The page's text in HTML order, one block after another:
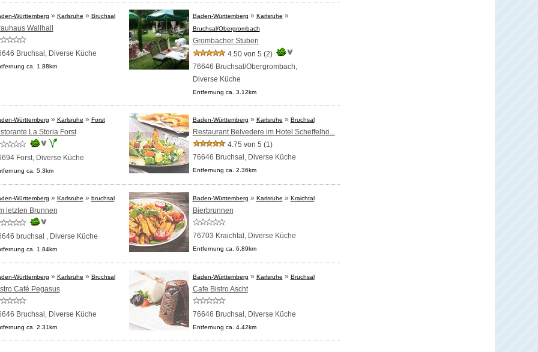
Württemberg » Karlsruhe » Bruchsal
Wallhall
Bruchsal, Diverse Küche
ca. 1.88km
Baden-Württemberg » Karlsruhe »
Bruchsal/Obergrombach
Grombacher Stuben
4.50 von 5 (2)
76646 Bruchsal/Obergrombach,
Diverse Küche
Entfernung ca. 3.12km
Württemberg » Karlsruhe » Forst
La Storia Forst
Forst, Diverse Küche
ca. 5.3km
Baden-Württemberg » Karlsruhe » Bruchsal
Restaurant Belvedere im Hotel Scheffelhö...
4.75 von 5 (1)
76646 Bruchsal, Diverse Küche
Entfernung ca. 2.36km
Württemberg » Karlsruhe » bruchsal
letzten Brunnen
bruchsal , Diverse Küche
ca. 1.84km
Baden-Württemberg » Karlsruhe » Kraichtal
Bierbrunnen
76703 Kraichtal, Diverse Küche
Entfernung ca. 6.89km
Württemberg » Karlsruhe » Bruchsal
Café Pegasus
Bruchsal, Diverse Küche
ca. 2.31km
Baden-Württemberg » Karlsruhe » Bruchsal
Cafe Bistro Ascht
76646 Bruchsal, Diverse Küche
Entfernung ca. 4.42km